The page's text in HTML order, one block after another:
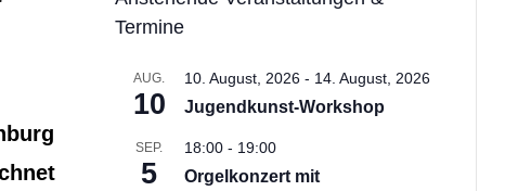
Termine
AUG.
10
10. August, 2026- 14. August, 2026
Jugendkunst-Workshop
SEP.
5
18:00- 19:00
Orgelkonzert mit